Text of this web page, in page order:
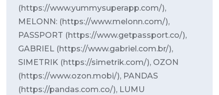
(https://www.yummysuperapp.com/),
MELONN: (https://www.melonn.com/),
PASSPORT (https://www.getpassport.co/),
GABRIEL (https://www.gabriel.com.br/),
SIMETRIK (https://simetrik.com/), OZON
(https://www.ozon.mobi/), PANDAS
(https://pandas.com.co/), LUMU